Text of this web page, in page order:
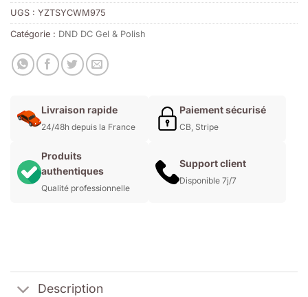
UGS : YZTSYCWM975
Catégorie : DND DC Gel & Polish
Livraison rapide
24/48h depuis la France
Paiement sécurisé
CB, Stripe
Produits
authentiques
Qualité professionnelle
Support client
Disponible 7j/7
Description